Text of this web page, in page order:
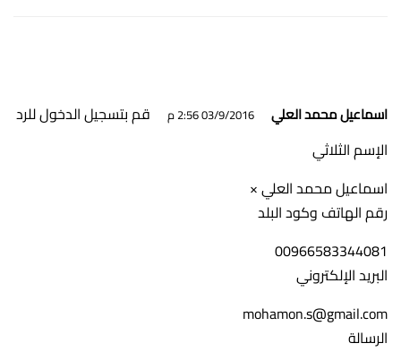
اسماعيل محمد العلي 03/9/2016 2:56 م
قم بتسجيل الدخول للرد
الإسم الثلاثي
اسماعيل محمد العلي ×
رقم الهاتف وكود البلد
00966583344081
البريد الإلكتروني
mohamon.s@gmail.com
الرسالة